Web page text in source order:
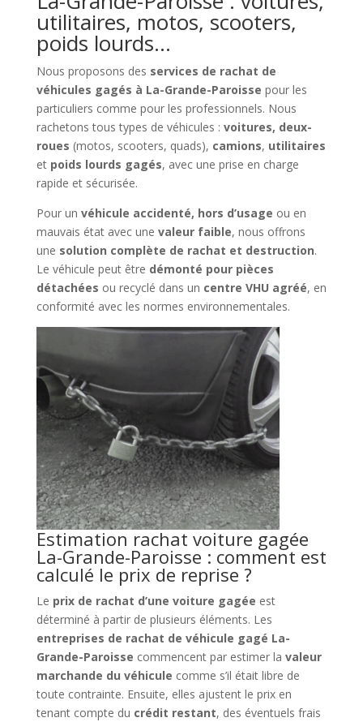
utilitaires, motos, scooters,
poids lourds…
Nous proposons des services de rachat de
véhicules gagés à La-Grande-Paroisse pour les
particuliers comme pour les professionnels. Nous
rachetons tous types de véhicules : voitures, deux-
roues (motos, scooters, quads), camions, utilitaires
et poids lourds gagés, avec une prise en charge
rapide et sécurisée.
Pour un véhicule accidenté, hors d’usage ou en
mauvais état avec une valeur faible, nous offrons
une solution complète de rachat et destruction.
Le véhicule peut être démonté pour pièces
détachées ou recyclé dans un centre VHU agréé, en
conformité avec les normes environnementales.
Estimation rachat voiture gagée
La-Grande-Paroisse : comment est
calculé le prix de reprise ?
Le prix de rachat d’une voiture gagée est
déterminé à partir de plusieurs éléments. Les
entreprises de rachat de véhicule gagé La-
Grande-Paroisse commencent par estimer la valeur
marchande du véhicule comme s’il était libre de
toute contrainte. Ensuite, elles ajustent le prix en
tenant compte du crédit restant, des éventuels frais